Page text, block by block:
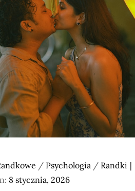
/ Psychologia / Randki
8 stycznia, 2026